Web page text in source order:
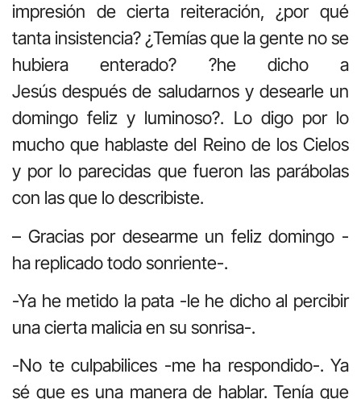
impresión de cierta reiteración, ¿por qué
tanta insistencia? ¿Temías que la gente no se
hubiera enterado? ?he dicho a
Jesús después de saludarnos y desearle un
domingo feliz y luminoso?. Lo digo por lo
mucho que hablaste del Reino de los Cielos
y por lo parecidas que fueron las parábolas
con las que lo describiste.
– Gracias por desearme un feliz domingo -
ha replicado todo sonriente-.
-Ya he metido la pata -le he dicho al percibir
una cierta malicia en su sonrisa-.
-No te culpabilices -me ha respondido-. Ya
sé que es una manera de hablar. Tenía que